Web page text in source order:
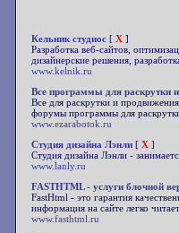
Кельник студиос [ X ]
Разработка веб-сайтов,
дизайнерские решения,
www.kelnik.ru
Все программы для раскрутки
Все для раскрутки и
форумы программы для
www.ezarabotok.ru
Студия дизайна Лэнли [ X ]
Студия дизайна Лэнли -
www.lanly.ru
FASTHTML - услуги блочной
FastHtml - это гарантия
информация на сайте легко
www.fasthtml.ru